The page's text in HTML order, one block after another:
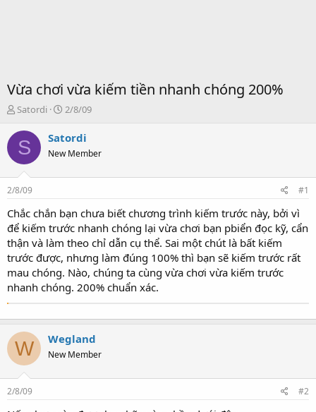
Vừa chơi vừa kiếm tiền nhanh chóng 200%
T
o
b
ở
Satordi
S
a
t
e
2/8/09
S Satordi
New Member
2/8/09 #1
Chắc chắn bạn chưa biết chương trình kiếm trước này, bởi vì
để kiếm trước nhanh chóng lại vừa chơi bạn pbiển đọc kỹ, cẩn
thận và làm theo chỉ dẫn cụ thể. Sai một chút là bất kiếm
trước được, nhưng làm đúng 100% thì bạn sẽ kiếm trước rất
mau chóng. Nào, chúng ta cùng vừa chơi vừa kiếm trước
nhanh chóng. 200% chuẩn xác.
W Wegland
New Member
2/8/09 #2